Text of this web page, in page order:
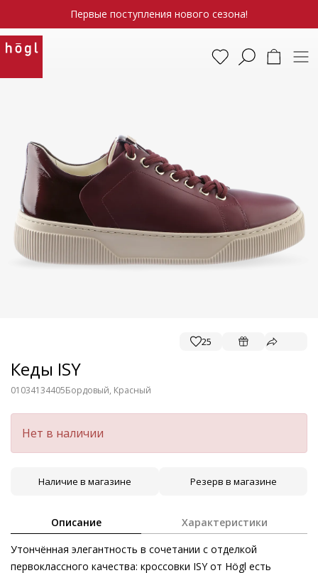
Первые поступления нового сезона!
25
Кеды ISY
01034134405Бордовый, Красный
Нет в наличии
Наличие в магазине Резерв в магазине
Описание Характеристики
Утончённая элегантность в сочетании с отделкой
первоклассного качества: кроссовки ISY от Högl есть